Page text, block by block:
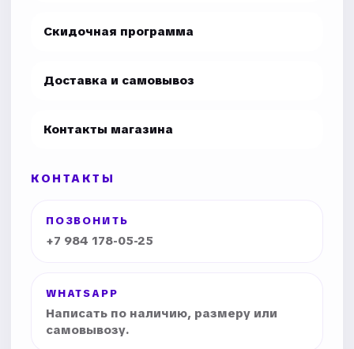
Скидочная программа
Доставка и самовывоз
Контакты магазина
КОНТАКТЫ
ПОЗВОНИТЬ
+7 984 178-05-25
WHATSAPP
Написать по наличию, размеру или
самовывозу.